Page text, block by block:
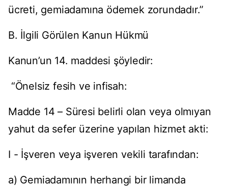
ücreti, gemiadamına ödemek zorundadır.”
B. İlgili Görülen Kanun Hükmü
Kanun’un 14. maddesi şöyledir:
“Önelsiz fesih ve infisah:
Madde 14 – Süresi belirli olan veya olmıyan
yahut da sefer üzerine yapılan hizmet akti:
I - İşveren veya işveren vekili tarafından:
a) Gemiadamının herhangi bir limanda